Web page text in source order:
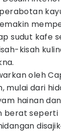
sudut kafe
kisah
oleh
mulai dari
hainan
berat seperti